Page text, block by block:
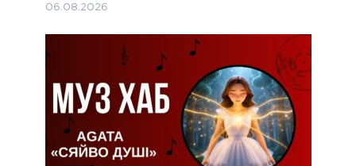
06.08.2026